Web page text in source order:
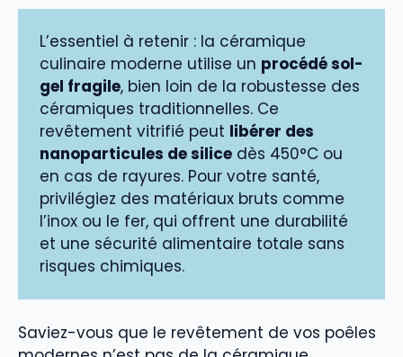
L’essentiel à retenir : la céramique
culinaire moderne utilise un procédé sol-
gel fragile, bien loin de la robustesse des
céramiques traditionnelles. Ce
revêtement vitrifié peut libérer des
nanoparticules de silice dès 450°C ou
en cas de rayures. Pour votre santé,
privilégiez des matériaux bruts comme
l’inox ou le fer, qui offrent une durabilité
et une sécurité alimentaire totale sans
risques chimiques.
Saviez-vous que le revêtement de vos poêles